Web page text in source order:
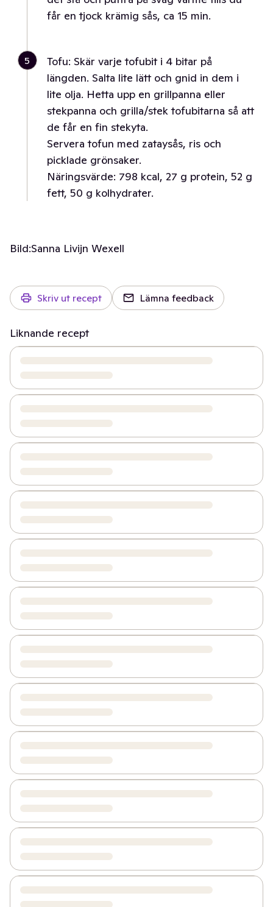
får en tjock krämig sås, ca 15 min.
5
Tofu: Skär varje tofubit i 4 bitar på
längden. Salta lite lätt och gnid in dem i
lite olja. Hetta upp en grillpanna eller
stekpanna och grilla/stek tofubitarna så att
de får en fin stekyta.
Servera tofun med zataysås, ris och
picklade grönsaker.
Näringsvärde: 798 kcal, 27 g protein, 52 g
fett, 50 g kolhydrater.
Bild:Sanna Livijn Wexell
Skriv ut recept Lämna feedback
Liknande recept